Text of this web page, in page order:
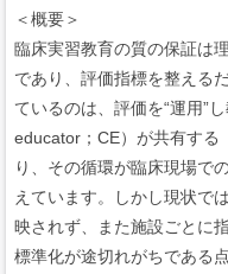
＜概要＞
臨床実習教育の質の保証は
であり、評価指標を整える
ているのは、評価を“運用”
educator；CE）が共有する
り、その循環が臨床現場で
えています。しかし現状で
映されず、また施設ごとに
標準化が途切れがちである